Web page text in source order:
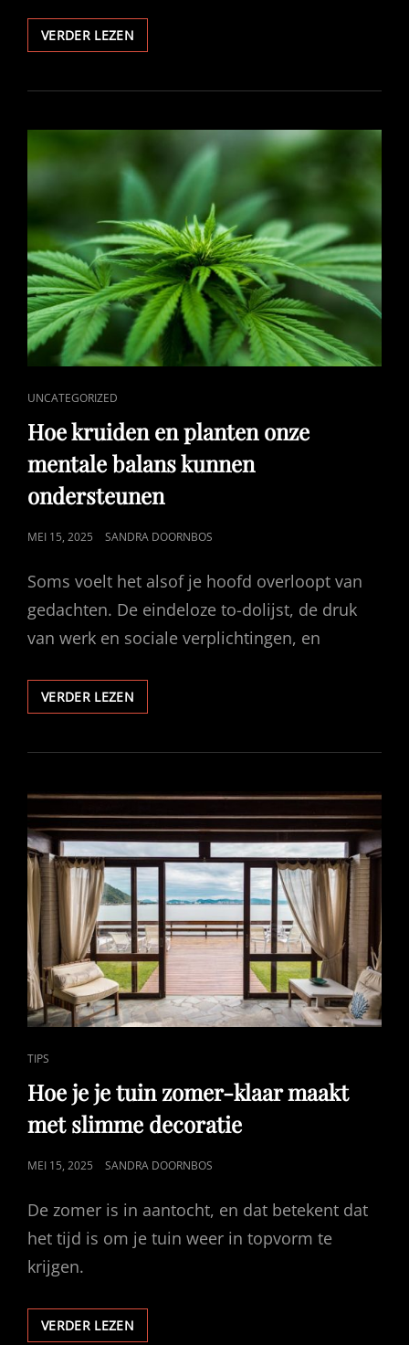
VERDER LEZEN
OPLOSSINGEN
BODEMSANERING
WATERBEHEER
CAT
UNCATEGORIZED
Hoe kruiden en planten onze
mentale balans kunnen
ondersteunen
GEPUBLICEERD
MEI 15, 2025 SANDRA DOORNBOS
Soms voelt het alsof je hoofd overloopt van
gedachten. De eindeloze to-dolijst, de druk
van werk en sociale verplichtingen, en
VERDER LEZEN
KRUIDEN
PLANTEN
MENTALE
KUNNEN
ONDERSTEUNEN
CAT
LINKS
TIPS
Hoe je je tuin zomer-klaar maakt
met slimme decoratie
GEPUBLICEERD
MEI 15, 2025 SANDRA DOORNBOS
De zomer is in aantocht, en dat betekent dat
het tijd is om je tuin weer in topvorm te
krijgen.
VERDER LEZEN